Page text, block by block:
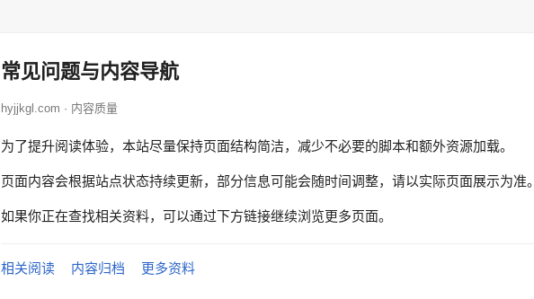
常见问题与内容导航
hyjjkgl.com · 内容质量
为了提升阅读体验，本站尽量保持页面结构简洁，减少不必要的脚本和额外资源加载。
页面内容会根据站点状态持续更新，部分信息可能会随时间调整，请以实际页面展示为准。
如果你正在查找相关资料，可以通过下方链接继续浏览更多页面。
相关阅读 内容归档 更多资料